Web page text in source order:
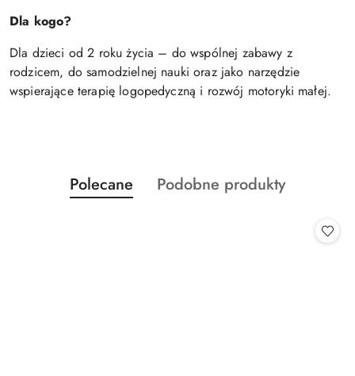
Dla kogo?
Dla dzieci od 2 roku życia – do wspólnej zabawy z
rodzicem, do samodzielnej nauki oraz jako narzędzie
wspierające terapię logopedyczną i rozwój motoryki małej.
Pomiń karuzelę produktów
Produkty
o
Polecane
Produkty
Podobne produkty